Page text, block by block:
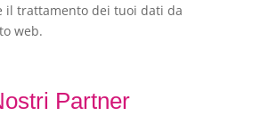
il trattamento dei tuoi dati da
web.
Partner